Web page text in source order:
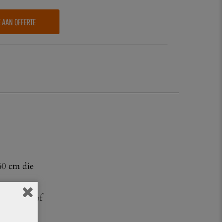
AAN OFFERTE
cm die
zon of